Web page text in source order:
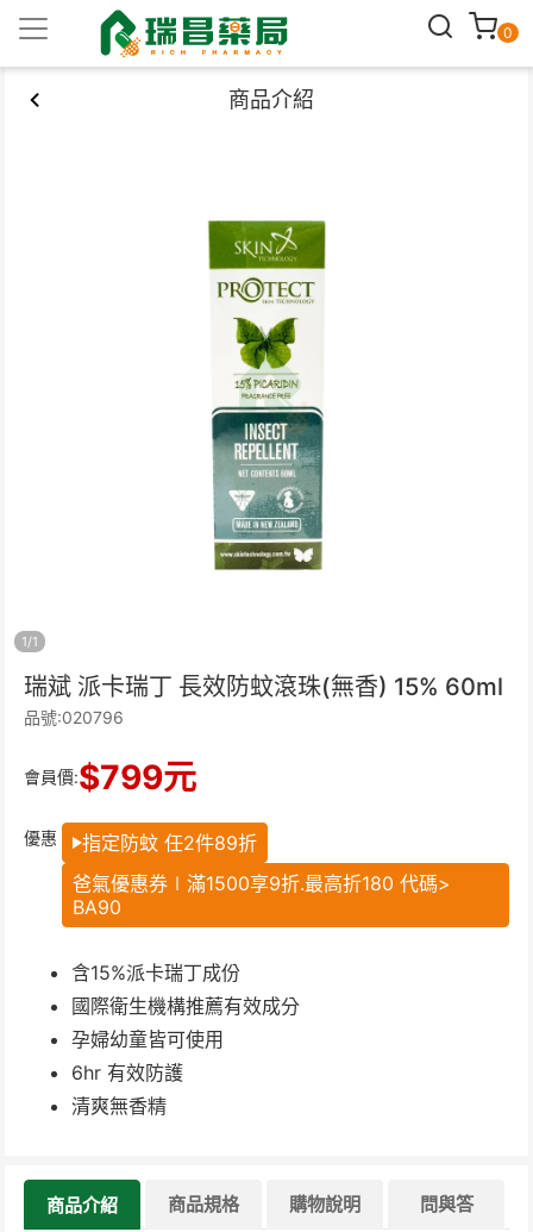
0
商品介紹
1/1
瑞斌 派卡瑞丁 長效防蚊滾珠(無香) 15% 60ml
品號:020796
會員價:$799元
優惠
指定防蚊 任2件89折
爸氣優惠券∣滿1500享9折.最高折180 代碼>
BA90
含15%派卡瑞丁成份
國際衛生機構推薦有效成分
孕婦幼童皆可使用
6hr 有效防護
清爽無香精
商品介紹 商品規格 購物說明 問與答